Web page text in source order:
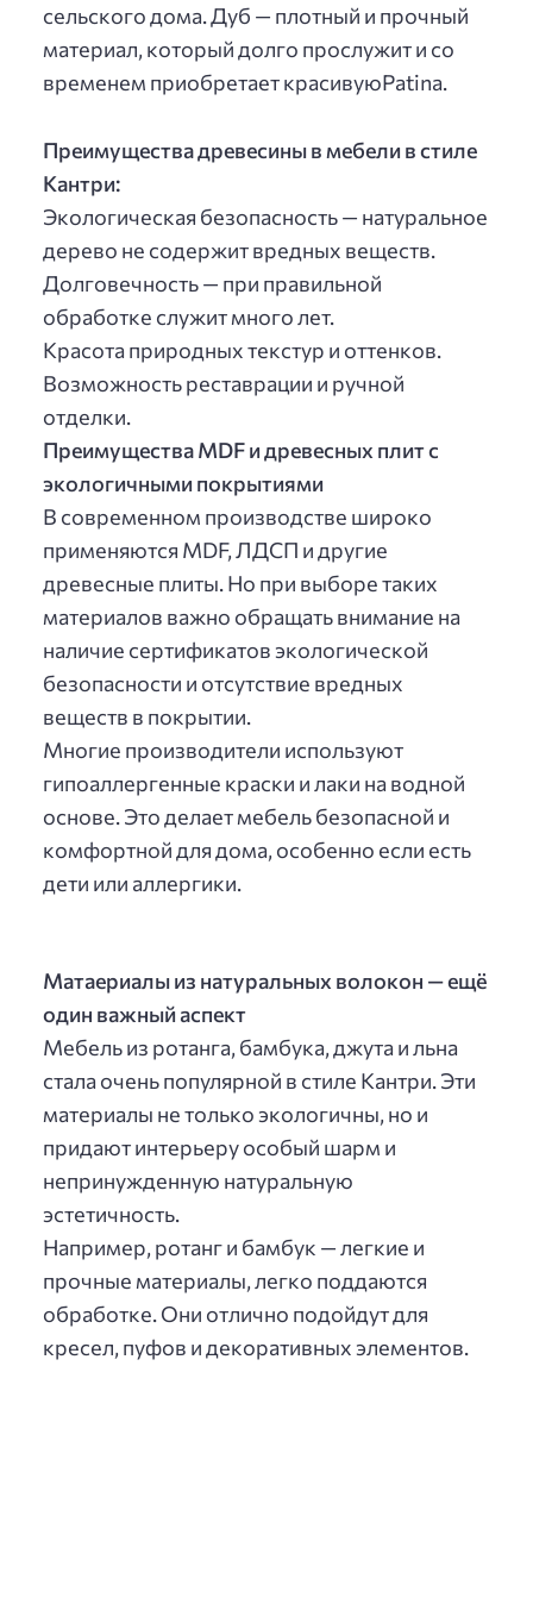
сельского дома. Дуб — плотный и прочный
материал, который долго прослужит и со
временем приобретает красивуюPatina.
Преимущества древесины в мебели в стиле
Кантри:
Экологическая безопасность — натуральное
дерево не содержит вредных веществ.
Долговечность — при правильной
обработке служит много лет.
Красота природных текстур и оттенков.
Возможность реставрации и ручной
отделки.
Преимущества MDF и древесных плит с
экологичными покрытиями
В современном производстве широко
применяются MDF, ЛДСП и другие
древесные плиты. Но при выборе таких
материалов важно обращать внимание на
наличие сертификатов экологической
безопасности и отсутствие вредных
веществ в покрытии.
Многие производители используют
гипоаллергенные краски и лаки на водной
основе. Это делает мебель безопасной и
комфортной для дома, особенно если есть
дети или аллергики.
Матаериалы из натуральных волокон — ещё
один важный аспект
Мебель из ротанга, бамбука, джута и льна
стала очень популярной в стиле Кантри. Эти
материалы не только экологичны, но и
придают интерьеру особый шарм и
непринужденную натуральную
эстетичность.
Например, ротанг и бамбук — легкие и
прочные материалы, легко поддаются
обработке. Они отлично подойдут для
кресел, пуфов и декоративных элементов.